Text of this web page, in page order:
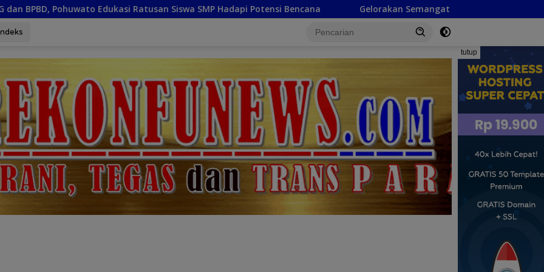
Ratusan Siswa SMP Hadapi Potensi Bencana Gelorakan Semangat Kemerdekaan, Camat Marisa Ajak Warga
tutup